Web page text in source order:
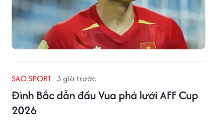
SAO SPORT 3 giờ trước
Đình Bắc dẫn đầu Vua phá lưới AFF Cup
2026